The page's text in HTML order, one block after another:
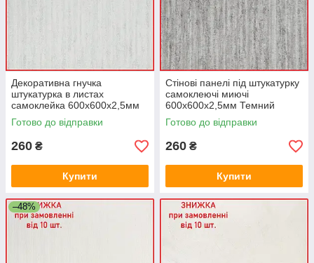
Декоративна гнучка
штукатурка в листах
самоклейка 600х600х2,5мм
Світлий граніт Мармаріно
ПВХ декор SW-00002986
Готово до відправки
260 ₴
Купити
Стінові панелі під штукатурку
самоклеючі миючі
600х600х2,5мм Темний
граніт під бетон ПВХ декор
SW-00002987
Готово до відправки
260 ₴
Купити
–48%